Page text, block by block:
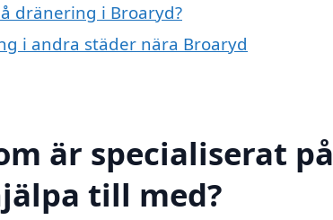
dränering i Broaryd?
i andra städer nära Broaryd
är specialiserat på
till med?